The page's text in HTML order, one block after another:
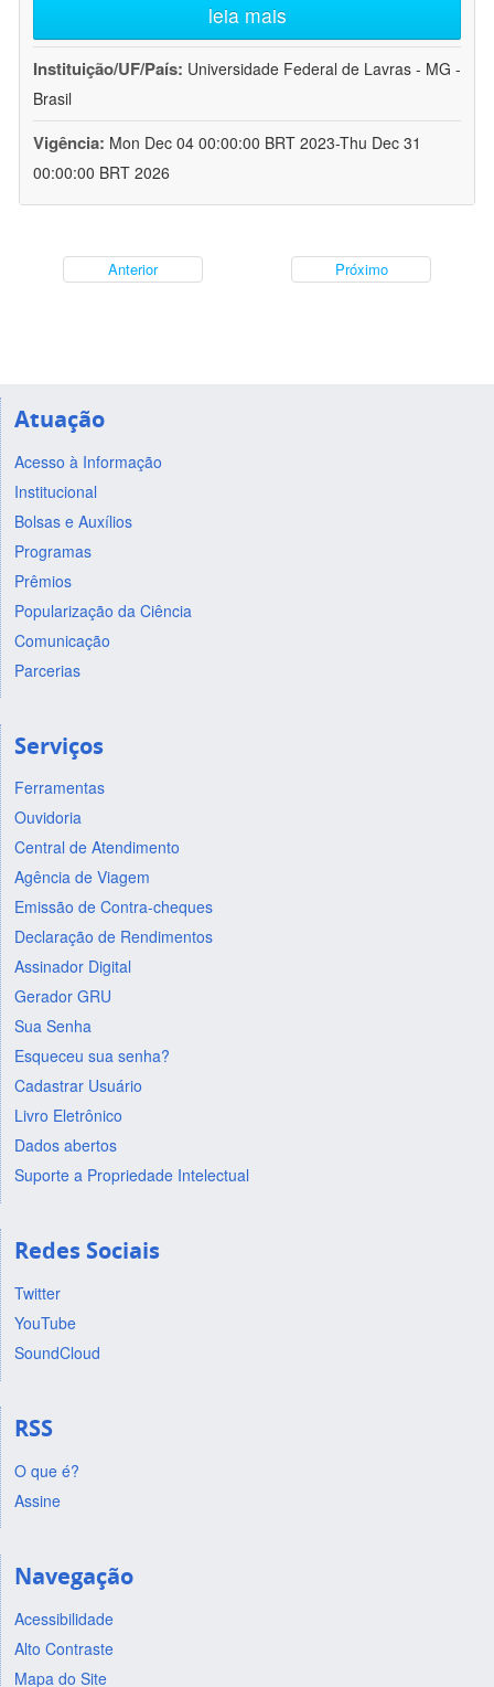
leia mais
Instituição/UF/País: Universidade Federal de Lavras - MG -
Brasil
Vigência: Mon Dec 04 00:00:00 BRT 2023-Thu Dec 31
00:00:00 BRT 2026
Anterior Próximo
Atuação
Acesso à Informação
Institucional
Bolsas e Auxílios
Programas
Prêmios
Popularização da Ciência
Comunicação
Parcerias
Serviços
Ferramentas
Ouvidoria
Central de Atendimento
Agência de Viagem
Emissão de Contra-cheques
Declaração de Rendimentos
Assinador Digital
Gerador GRU
Sua Senha
Esqueceu sua senha?
Cadastrar Usuário
Livro Eletrônico
Dados abertos
Suporte a Propriedade Intelectual
Redes Sociais
Twitter
YouTube
SoundCloud
RSS
O que é?
Assine
Navegação
Acessibilidade
Alto Contraste
Mapa do Site